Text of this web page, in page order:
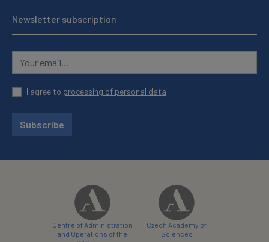
Newsletter subscription
I agree to processing of personal data
Subscribe
Centre of Administration
and Operations of the
Czech Academy of
Sciences